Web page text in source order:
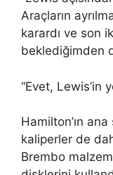
Araçların
karardı ve son
beklediğimden
“Evet, Lewis’in
Hamilton’ın
kaliperler de
Brembo